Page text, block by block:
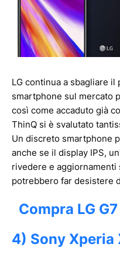
LG continua a sbagliare
smartphone sul mercato
così come accaduto già
ThinQ si è svalutato
Un discreto smartphone
anche se il display IPS,
rivedere e
potrebbero far desistere
Compra LG
4) Sony Xperia